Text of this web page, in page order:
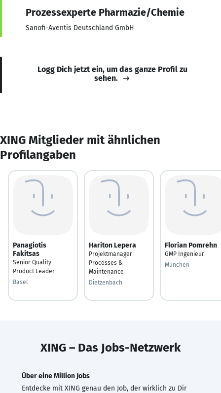
Prozessexperte Pharmazie/Chemie
Sanofi-Aventis Deutschland GmbH
Logg Dich jetzt ein, um das ganze Profil zu
sehen.
XING Mitglieder mit ähnlichen
Profilangaben
Panagiotis
Fakitsas
Senior Quality
Product Leader
Basel
Hariton Lepera
Projektmanager
Processes &
Maintenance
Dietzenbach
Florian Pomrehn
GMP Ingenieur
München
XING – Das Jobs-Netzwerk
Über eine Million Jobs
Entdecke mit XING genau den Job, der wirklich zu Dir